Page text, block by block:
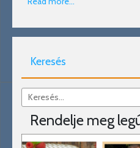
Keresés
Rendelje meg